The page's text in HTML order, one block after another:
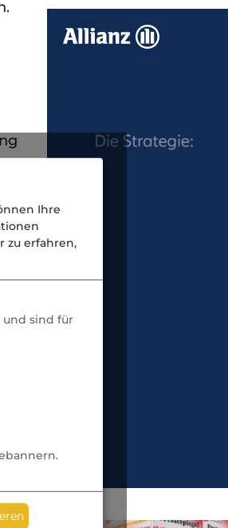
Ihre
zu erfahren,
und sind für